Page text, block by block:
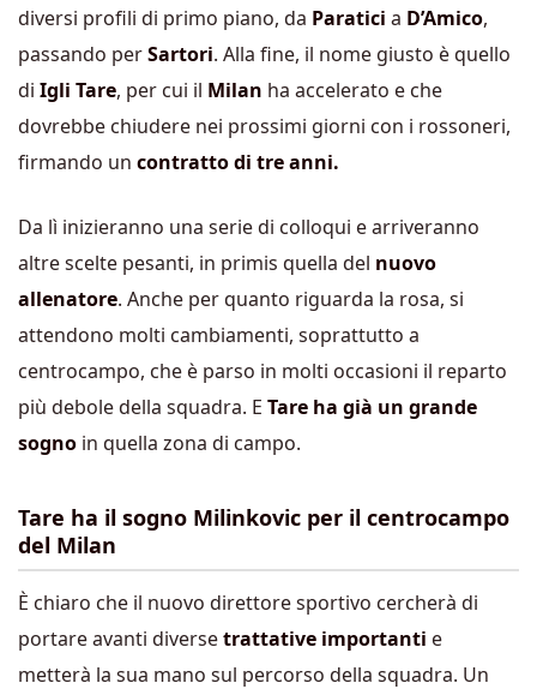
diversi profili di primo piano, da Paratici a D’Amico,
passando perSartori. Alla fine, il nome giusto è quello
di Igli Tare, per cui il Milan ha accelerato e che
dovrebbe chiudere nei prossimi giorni con i rossoneri,
firmando un contratto di tre anni.
Da lì inizieranno una serie di colloqui e arriveranno
altre scelte pesanti, in primis quella del nuovo
allenatore. Anche per quanto riguarda la rosa, si
attendono molti cambiamenti, soprattutto a
centrocampo, che è parso in molti occasioni il reparto
più debole della squadra. E Tare ha già un grande
sogno in quella zona di campo.
Tare ha il sogno Milinkovic per il centrocampo
del Milan
È chiaro che il nuovo direttore sportivo cercherà di
portare avanti diversetrattative importanti e
metterà la sua mano sul percorso della squadra. Un